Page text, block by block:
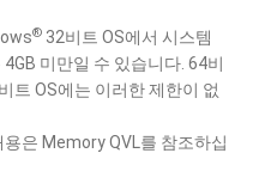
® 32비트 OS에서 시스템
미만일 수 있습니다. 64비
트 OS에는 이러한 제한이 없
은 Memory QVL를 참조하십